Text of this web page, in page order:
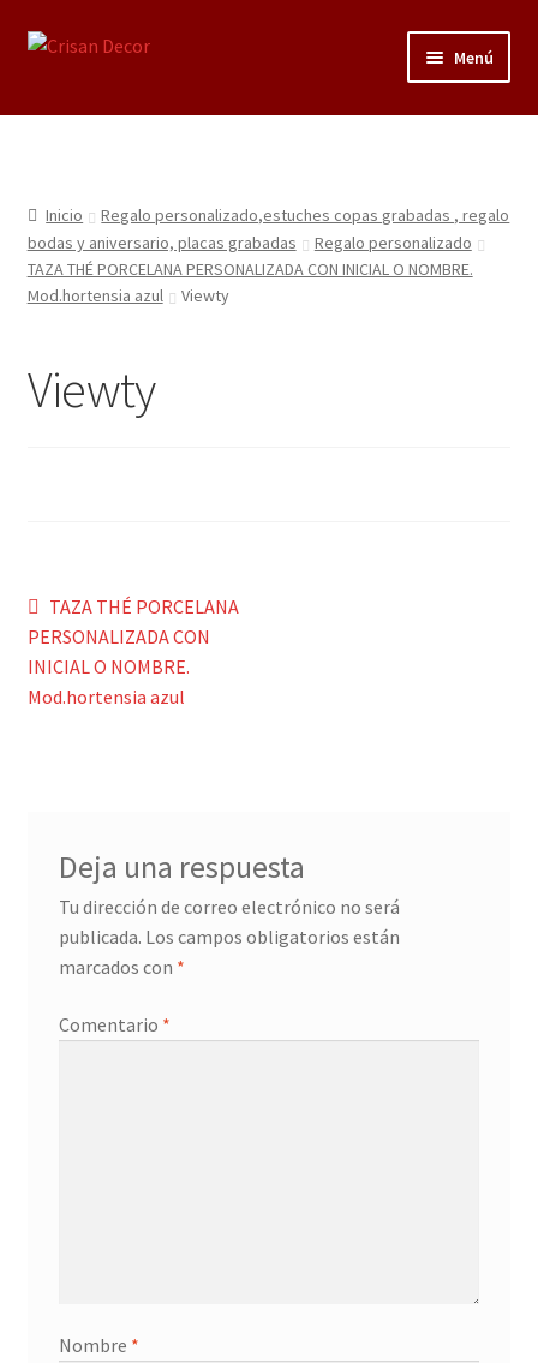
Ir
Ir
Menú
Regalos infantiles, vajillas y canastillas bebé
Regalo personalizado, estuches copas grabadas, regalo
bodas y aniversario, placas grabadas
Accesorios de baños rústicos y modernos
Regalo original
Muebles
Detalles ceremonia, regalo publicitario, promocional
¿Quiénes somos?
Inicio
Regalo personalizado,estuches copas grabadas , regalo
bodas y aniversario, placas grabadas
Regalo personalizado
TAZA THÉ PORCELANA PERSONALIZADA CON INICIAL O NOMBRE.
Mod.hortensia azul
Viewty
Viewty
Navegación
de
entradas
Anterior:
TAZA THÉ PORCELANA
PERSONALIZADA CON
INICIAL O NOMBRE.
Mod.hortensia azul
Deja una respuesta
Tu dirección de correo electrónico no será
publicada. Los campos obligatorios están
marcados con *
Comentario *
Nombre *